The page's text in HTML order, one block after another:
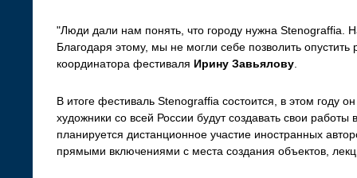
"Люди дали нам понять, что городу нужна Stenograffia.
Благодаря этому, мы не могли себе позволить
координатора фестиваля Ирину Завьялову
В итоге фестиваль Stenograffia состоится, в этом году
художники со всей России будут создавать свои работы
планируется дистанционное участие иностранных
прямыми включениями с места создания объектов,